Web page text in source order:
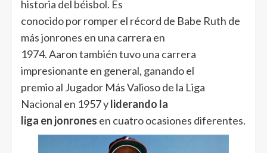
historia del béisbol. Es
conocido por romper el récord de Babe Ruth de
más jonrones en una carrera en
1974. Aaron también tuvo una carrera
impresionante en general, ganando el
premio al Jugador Más Valioso de la Liga
Nacional en 1957 yliderando la
liga en jonrones en cuatro ocasiones diferentes.